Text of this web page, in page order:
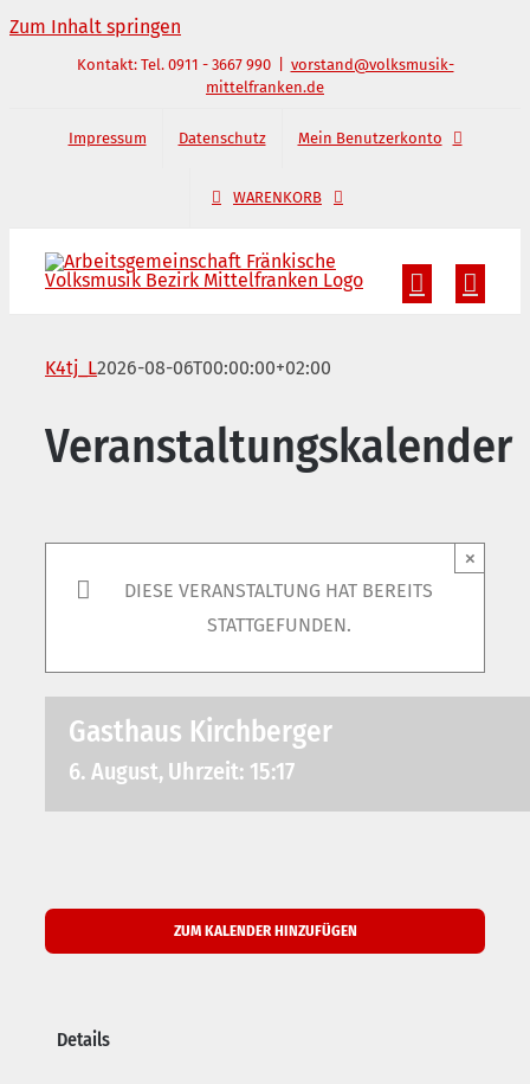
Zum Inhalt springen
Kontakt: Tel. 0911 - 3667 990
vorstand@volksmusik-
mittelfranken.de
Impressum Datenschutz Mein Benutzerkonto
WARENKORB
K4tj_L2026-08-06T00:00:00+02:00
Veranstaltungskalender
DIESE VERANSTALTUNG HAT BEREITS
STATTGEFUNDEN.
×
Gasthaus Kirchberger
6. August, Uhrzeit: 15:17
ZUM KALENDER HINZUFÜGEN
Details